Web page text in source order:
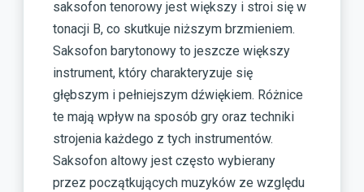
saksofon tenorowy jest większy i stroi się w
tonacji B, co skutkuje niższym brzmieniem.
Saksofon barytonowy to jeszcze większy
instrument, który charakteryzuje się
głębszym i pełniejszym dźwiękiem. Różnice
te mają wpływ na sposób gry oraz techniki
strojenia każdego z tych instrumentów.
Saksofon altowy jest często wybierany
przez początkujących muzyków ze względu